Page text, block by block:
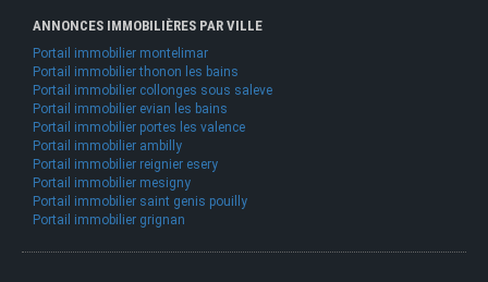
ANNONCES IMMOBILIÈRES PAR VILLE
Portail immobilier montelimar
Portail immobilier thonon les bains
Portail immobilier collonges sous saleve
Portail immobilier evian les bains
Portail immobilier portes les valence
Portail immobilier ambilly
Portail immobilier reignier esery
Portail immobilier mesigny
Portail immobilier saint genis pouilly
Portail immobilier grignan